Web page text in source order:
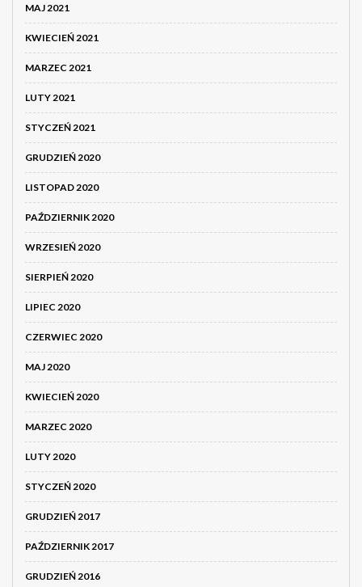
MAJ 2021
KWIECIEŃ 2021
MARZEC 2021
LUTY 2021
STYCZEŃ 2021
GRUDZIEŃ 2020
LISTOPAD 2020
PAŹDZIERNIK 2020
WRZESIEŃ 2020
SIERPIEŃ 2020
LIPIEC 2020
CZERWIEC 2020
MAJ 2020
KWIECIEŃ 2020
MARZEC 2020
LUTY 2020
STYCZEŃ 2020
GRUDZIEŃ 2017
PAŹDZIERNIK 2017
GRUDZIEŃ 2016